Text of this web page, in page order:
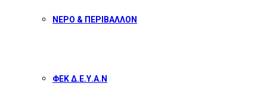
ΝΕΡΟ & ΠΕΡΙΒΑΛΛΟΝ
ΦΕΚ Δ.Ε.Υ.Α.Ν